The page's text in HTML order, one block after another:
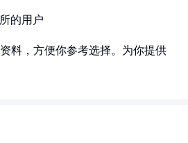
的用户
料，方便你参考选择。为你提供